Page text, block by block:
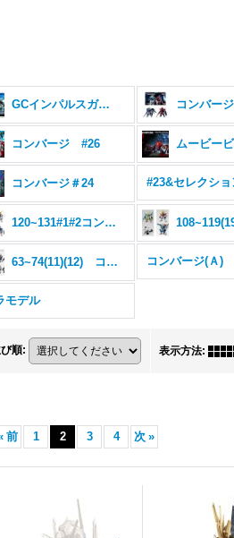
GCインパルスガンダムシルエットセット
コンバージ #26
コンバージ＃24
120~131#1#2コンバージ
63~74(11)(12) コンバージ コンバージ(Ａ)
モデル
順: 表示方法:
前 1 2 3 4 次 »